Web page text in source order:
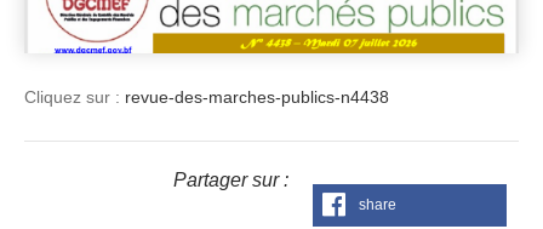
Cliquez sur : revue-des-marches-publics-n4438
Partager sur :
share